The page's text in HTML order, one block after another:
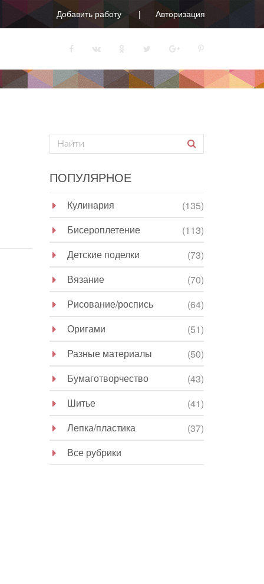
Добавить работу Авторизация
ПОПУЛЯРНОЕ
Кулинария
(135)
Бисероплетение
(113)
Детские поделки
(73)
Вязание
(70)
Рисование/роспись
(64)
Оригами
(51)
Разные материалы
(50)
Бумаготворчество
(43)
Шитье
(41)
Лепка/пластика
(37)
Все рубрики